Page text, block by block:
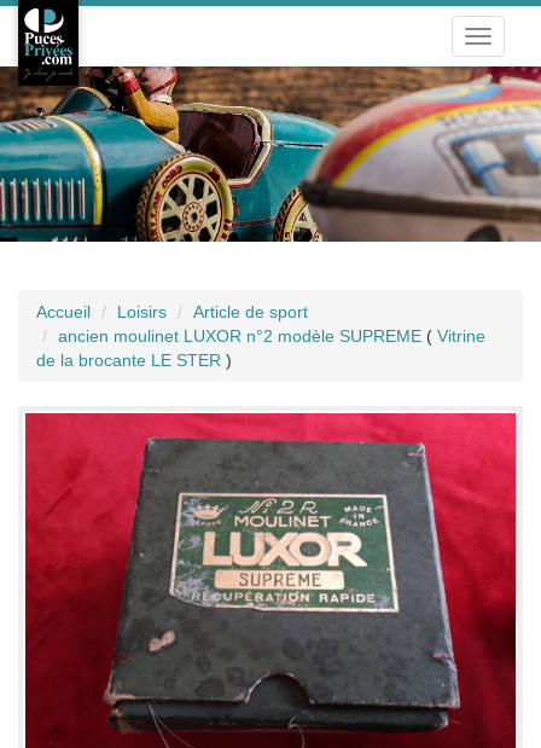
Toggle
Accueil Loisirs
Article de sport
ancien moulinet LUXOR n°2 modèle SUPREME ( Vitrine
de la brocante LE STER )